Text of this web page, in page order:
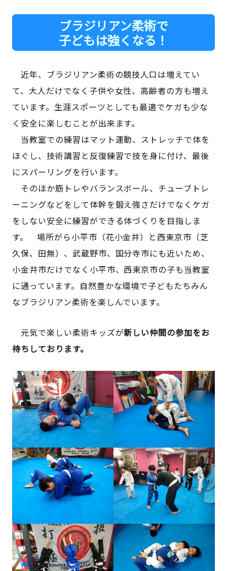
ブラジリアン柔術で
子どもは強くなる！
近年、ブラジリアン柔術の競技人口は増えてい
て、大人だけでなく子供や女性、高齢者の方も増え
ています。生涯スポーツとしても最適でケガも少な
く安全に楽しむことが出来ます。
当教室での練習はマット運動、ストレッチで体を
ほぐし、技術講習と反復練習で技を身に付け、最後
にスパーリングを行います。
そのほか筋トレやバランスボール、チューブトレ
ーニングなどをして体幹を鍛え強さだけでなくケガ
をしない安全に練習ができる体づくりを目指しま
す。 場所がら小平市（花小金井）と西東京市（芝
久保、田無）、武蔵野市、国分寺市にも近いため、
小金井市だけでなく小平市、西東京市の子も当教室
に通っています。自然豊かな環境で子どもたちみん
なブラジリアン柔術を楽しんでいます。
元気で楽しい柔術キッズが新しい仲間の参加をお
待ちしております。